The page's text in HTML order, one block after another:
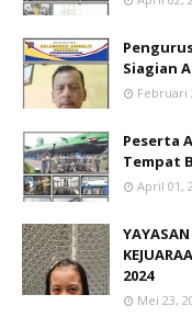
Siagian
Februari
Peserta
Tempat
April 01,
2024
Mei 23,